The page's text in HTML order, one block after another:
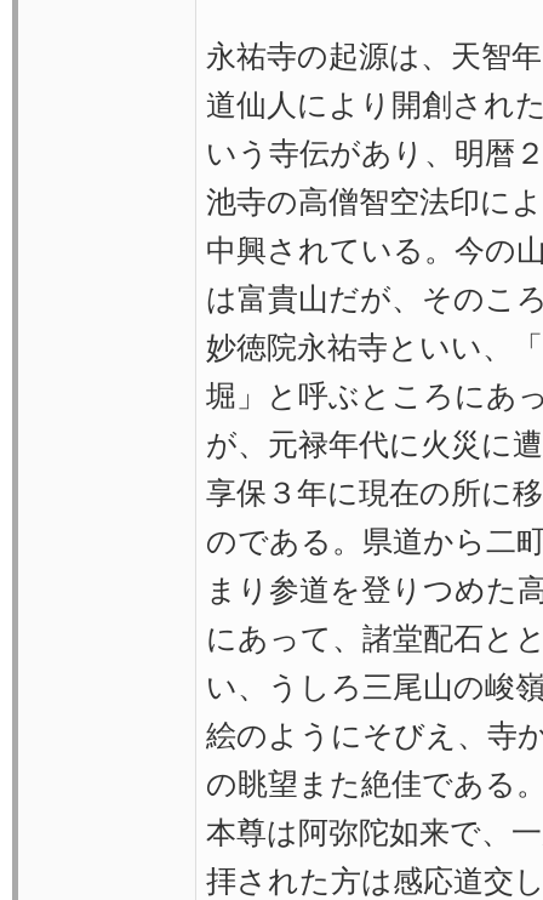
永祐寺の起源は、天智
道仙人により開創され
いう寺伝があり、明暦
池寺の高僧智空法印に
中興されている。今の
は富貴山だが、そのこ
妙徳院永祐寺といい、
堀」と呼ぶところにあ
が、元禄年代に火災に
享保３年に現在の所に
のである。県道から二
まり参道を登りつめた
にあって、諸堂配石と
い、うしろ三尾山の峻
絵のようにそびえ、寺
の眺望また絶佳である
本尊は阿弥陀如来で、
拝された方は感応道交